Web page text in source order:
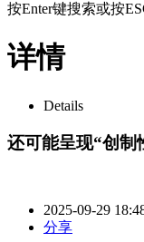
按Enter键搜索或按
详情
Details
还可能呈现“创制
2025-09-29
分享